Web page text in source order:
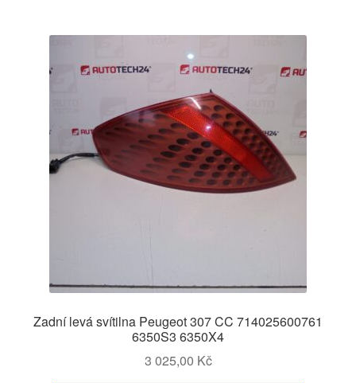
Zadní levá svítilna Peugeot 307 CC 714025600761
6350S3 6350X4
3 025,00 Kč